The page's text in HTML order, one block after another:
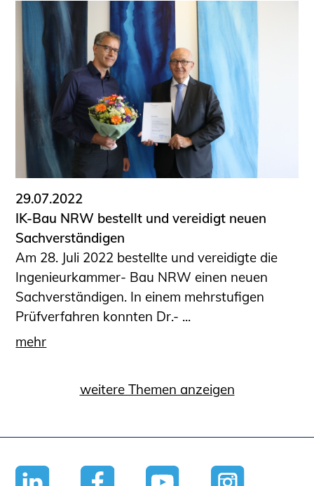
29.07.2022
IK-Bau NRW bestellt und vereidigt neuen
Sachverständigen
Am 28. Juli 2022 bestellte und vereidigte die
Ingenieurkammer- Bau NRW einen neuen
Sachverständigen. In einem mehrstufigen
Prüfverfahren konnten Dr.- ...
mehr
weitere Themen anzeigen